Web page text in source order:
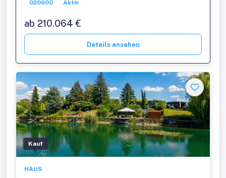
020600 Aktiv
ab 210.064 €
Details ansehen
Kauf
HAUS